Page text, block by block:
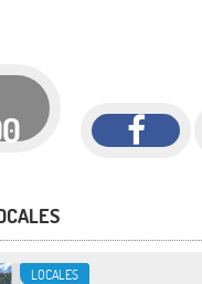
LOCALES